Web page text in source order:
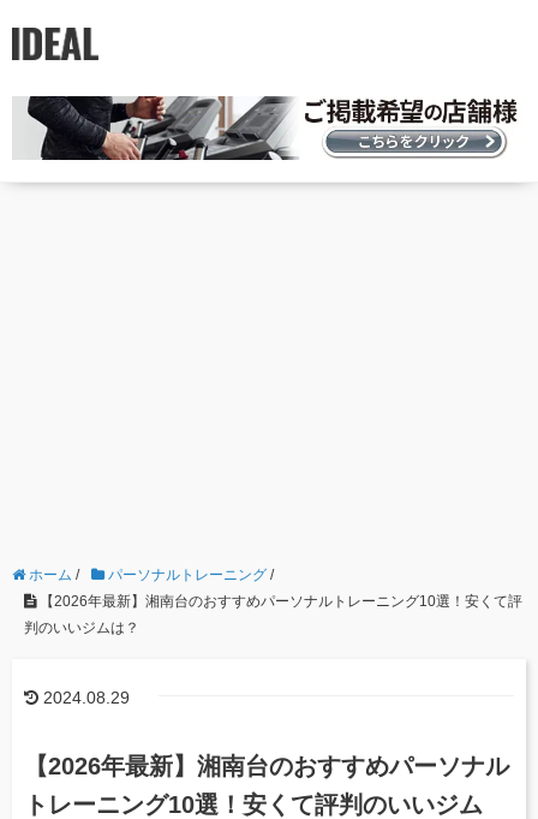
ホーム / パーソナルトレーニング /
【2026年最新】湘南台のおすすめパーソナルトレーニング10選！安くて評
判のいいジムは？
2024.08.29
【2026年最新】湘南台のおすすめパーソナル
トレーニング10選！安くて評判のいいジム